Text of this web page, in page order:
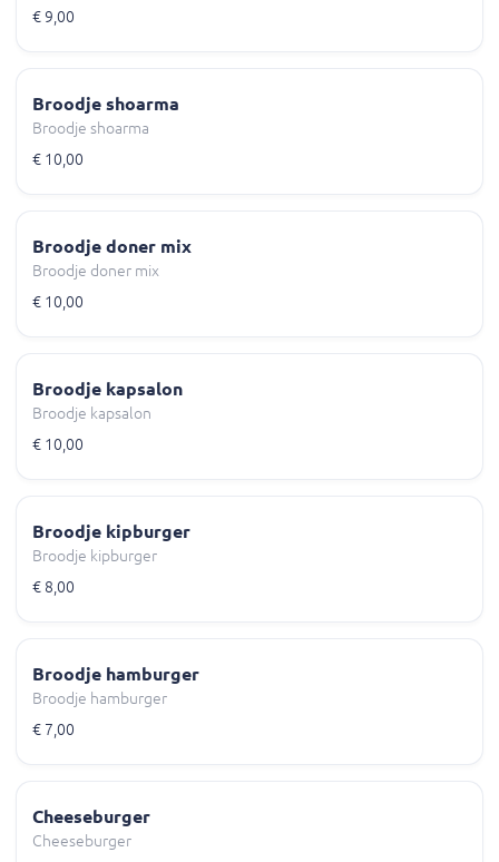
€ 9,00
Broodje shoarma
Broodje shoarma
€ 10,00
Broodje doner mix
Broodje doner mix
€ 10,00
Broodje kapsalon
Broodje kapsalon
€ 10,00
Broodje kipburger
Broodje kipburger
€ 8,00
Broodje hamburger
Broodje hamburger
€ 7,00
Cheeseburger
Cheeseburger